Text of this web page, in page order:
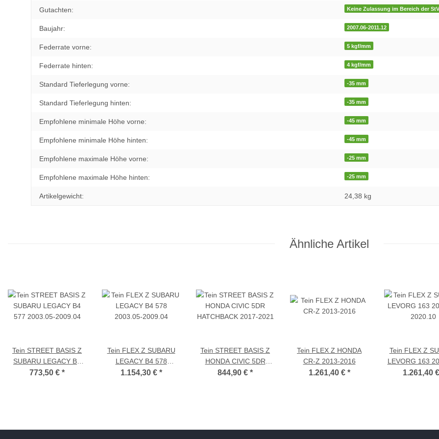
Gutachten: Keine Zulassung im Bereich der
Baujahr: 2007.06-2011.12
Federrate vorne: 5 kgf/mm
Federrate hinten: 4 kgf/mm
Standard Tieferlegung vorne: -35 mm
Standard Tieferlegung hinten: -35 mm
Empfohlene minimale Höhe vorne: -45 mm
Empfohlene minimale Höhe hinten: -45 mm
Empfohlene maximale Höhe vorne: -25 mm
Empfohlene maximale Höhe hinten: -25 mm
Artikelgewicht: 24,38 kg
Ähnliche Artikel
Tein STREET BASIS Z
SUBARU LEGACY B4
577 2003.05-2009.04
773,50 € *
Tein FLEX Z SUBARU
LEGACY B4 578
2003.05-2009.04
1.154,30 € *
Tein STREET BASIS Z
HONDA CIVIC 5DR
HATCHBACK 2017-2021
844,90 € *
Tein FLEX Z HONDA
CR-Z 2013-2016
1.261,40 € *
Tein FLEX Z
LEVORG 163
2020.10
1.261,40